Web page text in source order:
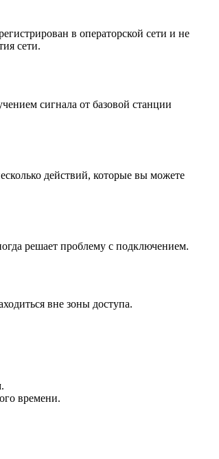
в операторской сети и не
сети.
сигнала от базовой станции
действий, которые вы можете
решает проблему с подключением.
вне зоны доступа.
времени.